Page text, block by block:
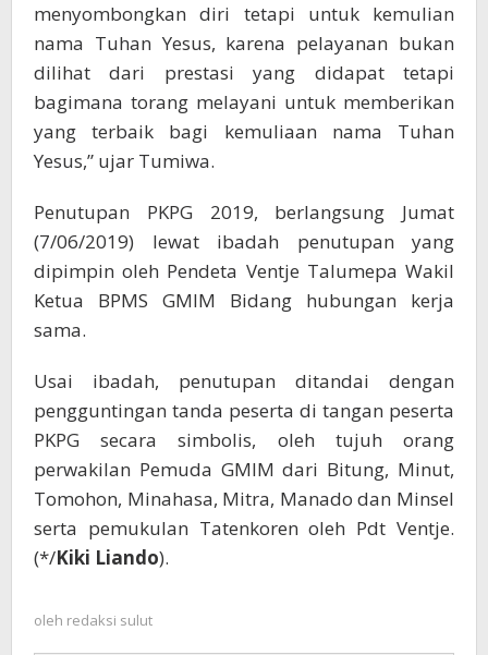
menyombongkan diri tetapi untuk kemulian
nama Tuhan Yesus, karena pelayanan bukan
dilihat dari prestasi yang didapat tetapi
bagimana torang melayani untuk memberikan
yang terbaik bagi kemuliaan nama Tuhan
Yesus,” ujar Tumiwa.
Penutupan PKPG 2019, berlangsung Jumat
(7/06/2019) lewat ibadah penutupan yang
dipimpin oleh Pendeta Ventje Talumepa Wakil
Ketua BPMS GMIM Bidang hubungan kerja
sama.
Usai ibadah, penutupan ditandai dengan
pengguntingan tanda peserta di tangan peserta
PKPG secara simbolis, oleh tujuh orang
perwakilan Pemuda GMIM dari Bitung, Minut,
Tomohon, Minahasa, Mitra, Manado dan Minsel
serta pemukulan Tatenkoren oleh Pdt Ventje.
(*/Kiki Liando).
oleh redaksi sulut